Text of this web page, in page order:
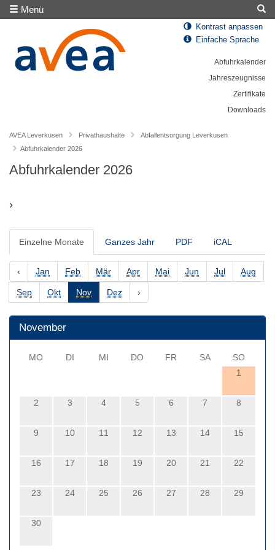
Menü
Kontrast anpassen
Einfache Sprache
Abfuhrkalender
Jahreszeugnisse
Zertifikate
Downloads
AVEA Leverkusen Privathaushalte
Abfallentsorgung Leverkusen
Abfuhrkalender 2026
Abfuhrkalender 2026
›
Einzelne Monate Ganzes Jahr PDF iCAL
‹ Jan Feb Mär Apr Mai Jun Jul Aug
Sep Okt Nov Dez ›
November
MO DI MI DO FR SA
SO
1
2 3 4 5 6 7 8
9 10 11 12 13 14 15
16 17 18 19 20 21 22
23 24 25 26 27 28 29
30